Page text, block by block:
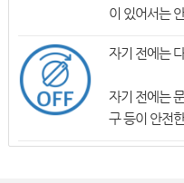
이 있어서는
자기 전에는
자기 전에는
구 등이 안전